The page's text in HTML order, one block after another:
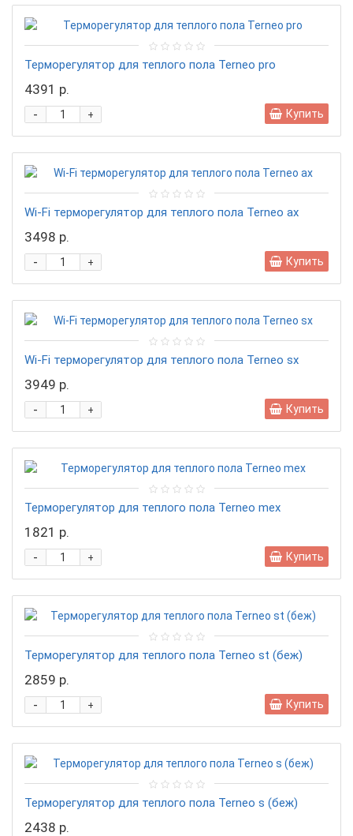
Терморегулятор для теплого пола Terneo pro
4391 р.
+
- Купить
Wi-Fi терморегулятор для теплого пола Terneo ax
3498 р.
+
- Купить
Wi-Fi терморегулятор для теплого пола Terneo sx
3949 р.
+
- Купить
Терморегулятор для теплого пола Terneo mex
1821 р.
+
- Купить
Терморегулятор для теплого пола Terneo st (беж)
2859 р.
+
- Купить
Терморегулятор для теплого пола Terneo s (беж)
2438 р.